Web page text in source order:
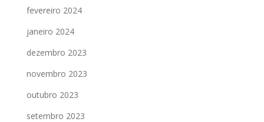
fevereiro 2024
janeiro 2024
dezembro 2023
novembro 2023
outubro 2023
setembro 2023